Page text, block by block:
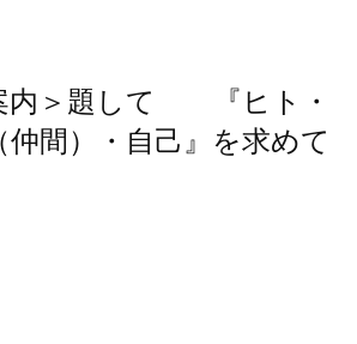
内＞題して 『ヒト・
間）・自己』を求めて